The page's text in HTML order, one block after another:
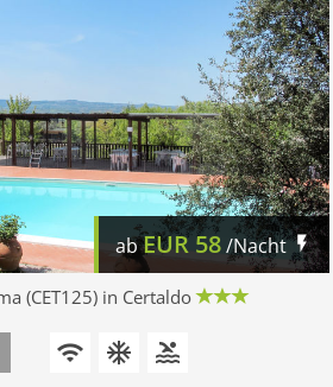
abEUR 58/Nacht
(CET125) in Certaldo